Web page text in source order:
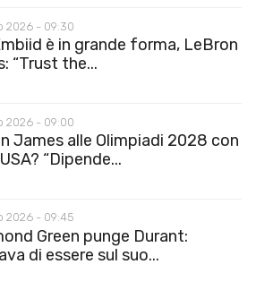
2026 - 09:30
è in grande forma, LeBron
“Trust the...
2026 - 09:00
James alle Olimpiadi 2028 con
“Dipende...
2026 - 09:45
Green punge Durant:
di essere sul suo...